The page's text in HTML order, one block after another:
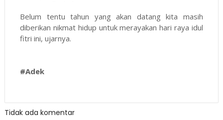
Belum tentu tahun yang akan datang kita masih
diberikan nikmat hidup untuk merayakan hari raya idul
fitri ini, ujarnya.
#Adek
Tidak ada komentar